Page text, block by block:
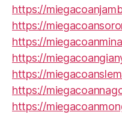
https://
https://
https://
https://
https://
https://
https://